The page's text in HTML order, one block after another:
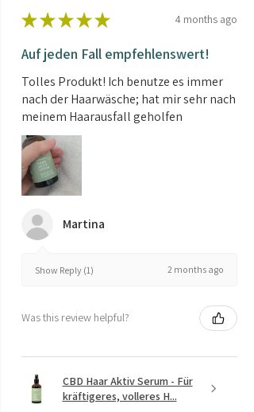
★ ★ ★ ★ ★ 4 months ago
Auf jeden Fall empfehlenswert!
Tolles Produkt! Ich benutze es immer
nach der Haarwäsche; hat mir sehr nach
meinem Haarausfall geholfen
Martina
Show Reply (1) 2 months ago
Was this review helpful?
CBD Haar Aktiv Serum - Für
kräftigeres, volleres H...